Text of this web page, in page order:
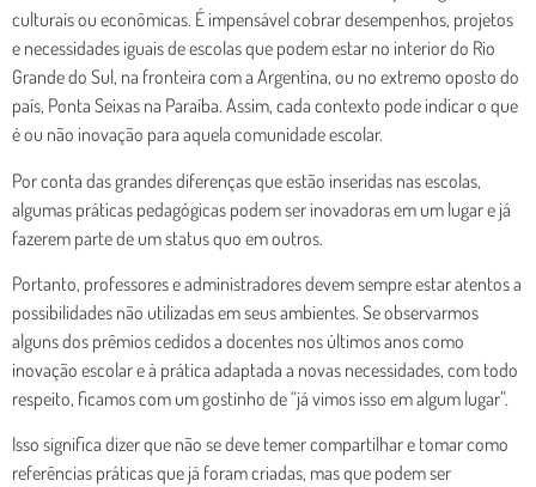
culturais ou econômicas. É impensável cobrar desempenhos, projetos
e necessidades iguais de escolas que podem estar no interior do Rio
Grande do Sul, na fronteira com a Argentina, ou no extremo oposto do
país, Ponta Seixas na Paraíba. Assim, cada contexto pode indicar o que
é ou não inovação para aquela comunidade escolar.
Por conta das grandes diferenças que estão inseridas nas escolas,
algumas práticas pedagógicas podem ser inovadoras em um lugar e já
fazerem parte de um status quo em outros.
Portanto, professores e administradores devem sempre estar atentos a
possibilidades não utilizadas em seus ambientes. Se observarmos
alguns dos prêmios cedidos a docentes nos últimos anos como
inovação escolar e à prática adaptada a novas necessidades, com todo
respeito, ficamos com um gostinho de “já vimos isso em algum lugar”.
Isso significa dizer que não se deve temer compartilhar e tomar como
referências práticas que já foram criadas, mas que podem ser